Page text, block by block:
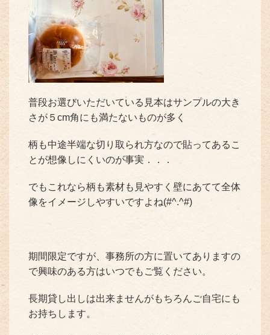
普段お選びいただいている見本はサンプルの大き
さが５cm角にも満たないものが多く
柄も中途半端な切り取られ方なので貼ってあるこ
とが想像しにくいのが事実．．．
でもこれなら柄も素材も見やすく壁にあてて全体
像をイメージしやすいですよね(#^.^#)
期間限定ですが、事務所の方に置いてありますの
で興味のある方はいつでもご覧ください。
長期貸し出しは出来ませんがもちろんご自宅にも
お持ちします。